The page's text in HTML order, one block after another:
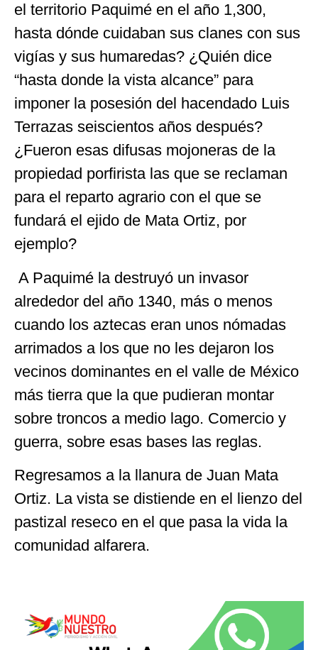
el territorio Paquimé en el año 1,300,
hasta dónde cuidaban sus clanes con sus
vigías y sus humaredas? ¿Quién dice
“hasta donde la vista alcance” para
imponer la posesión del hacendado Luis
Terrazas seiscientos años después?
¿Fueron esas difusas mojoneras de la
propiedad porfirista las que se reclaman
para el reparto agrario con el que se
fundará el ejido de Mata Ortiz, por
ejemplo?
A Paquimé la destruyó un invasor
alrededor del año 1340, más o menos
cuando los aztecas eran unos nómadas
arrimados a los que no les dejaron los
vecinos dominantes en el valle de México
más tierra que la que pudieran montar
sobre troncos a medio lago. Comercio y
guerra, sobre esas bases las reglas.
Regresamos a la llanura de Juan Mata
Ortiz. La vista se distiende en el lienzo del
pastizal reseco en el que pasa la vida la
comunidad alfarera.